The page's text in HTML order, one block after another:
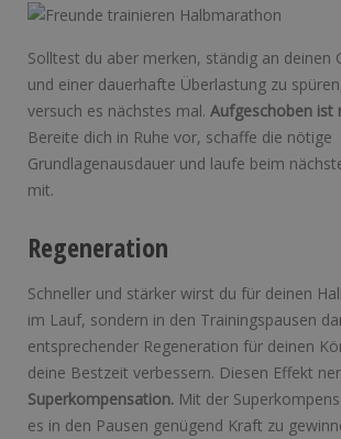
Solltest du aber merken, ständig an deinen
und einer dauerhafte Überlastung zu
versuch es nächstes mal. Aufgeschoben ist
Bereite dich in Ruhe vor, schaffe die nötige
Grundlagenausdauer und laufe beim
mit.
Regeneration
Schneller und stärker wirst du für deinen
im Lauf, sondern in den Trainingspausen
entsprechender Regeneration für deinen
deine Bestzeit verbessern. Diesen Effekt
Superkompensation. Mit der
es in den Pausen genügend Kraft zu